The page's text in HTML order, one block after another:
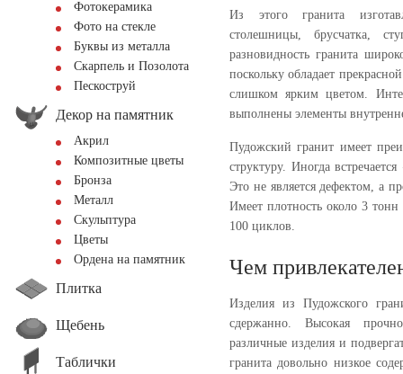
Фотокерамика
Фото на стекле
Буквы из металла
Скарпель и Позолота
Пескоструй
Декор на памятник
Акрил
Композитные цветы
Бронза
Металл
Скульптура
Цветы
Ордена на памятник
Плитка
Щебень
Таблички
Из этого гранита
столешницы, брусчатка,
разновидность гранита
поскольку обладает
слишком ярким цветом.
выполнены элементы
Пудожский гранит имеет
структуру. Иногда
Это не является дефектом, а
Имеет плотность около 3 тонн
100 циклов.
Чем
Изделия из Пудожского
сдержанно. Высокая
различные изделия и
гранита довольно низкое